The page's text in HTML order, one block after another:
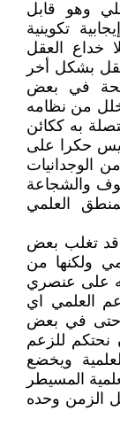
وهو قابل
تكوينية
خداع العقل
بشكل أخر
في بعض
من نظامه
به ككائن
حكرا على
الوجدانيات
والشجاعة
العلمي
قد تغلب بعض
ولكنها من
على عنصري
العلمي اي
حتى في بعض
نحتكم للزعم
ويخضع
المسيطر
الزمن وحده